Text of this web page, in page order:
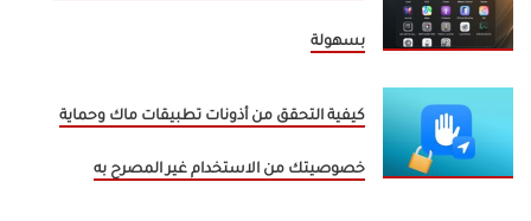
بسهولة
كيفية التحقق من أذونات تطبيقات ماك وحماية
خصوصيتك من الاستخدام غير المصرح به